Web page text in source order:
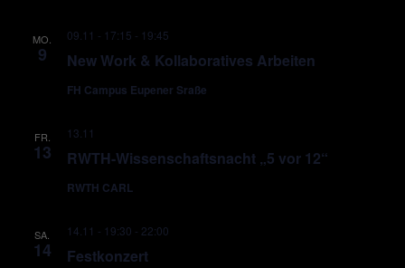
MO.
9 New Work & Kollaboratives Arbeiten
09.11 - 17:15 - 19:45
FH Campus Eupener Sraße
FR.
13 RWTH-Wissenschaftsnacht „5 vor 12“
13.11
RWTH CARL
SA.
14 Festkonzert
14.11 - 19:30 - 22:00